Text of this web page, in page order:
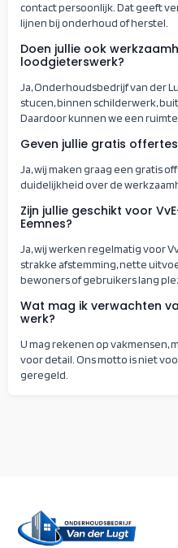
contact persoonlijk. Dat geeft
lijnen bij onderhoud of herstel.
Doen jullie ook
loodgieterswerk?
Ja, Onderhoudsbedrijf van der
stucen, binnen schilderwerk,
Daardoor kunnen we een
Geven jullie gratis
Ja, wij maken graag een gratis
duidelijkheid over de
Zijn jullie geschikt voor
Eemnes?
Ja, wij werken regelmatig voor
strakke afstemming, nette
bewoners of gebruikers lang
Wat mag ik verwachten
werk?
U mag rekenen op vakmensen,
voor detail. Ons motto is niet
geregeld.